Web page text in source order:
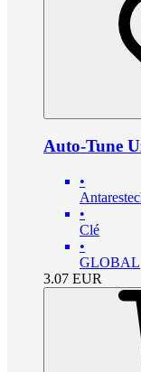
Auto-Tune
•
•
Clé
•
GLOBAL
3.07 EUR